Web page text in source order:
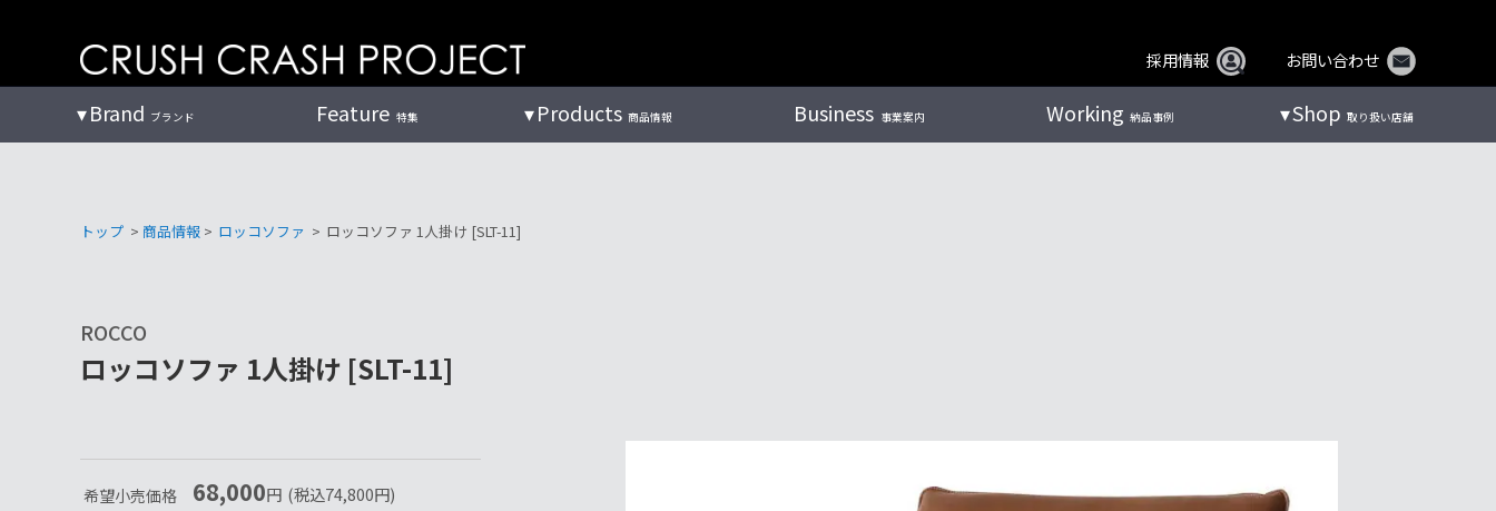
ツ
採用情報 お問い合わせ
Brand ブランド Feature 特集 Products 商品情報 Business 事業案内 Working 納品事例 Shop 取り扱い店舗
トップ > 商品情報> ロッコソファ > ロッコソファ 1人掛け [SLT-11]
ROCCO
ロッコソファ 1人掛け [SLT-11]
希望小売価格 68,000円 (税込74,800円)